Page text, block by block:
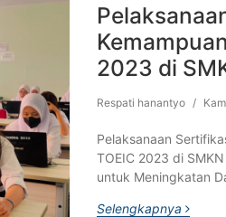
2023 di
Respati hanantyo /
Pelaksanaan
TOEIC 2023 di
untuk Meningkatan
Selengkapnya